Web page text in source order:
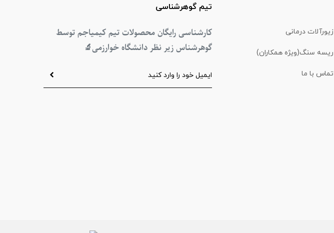
زیورآلات درمانی
ریسه سنگ(ویژه همکاران)
تماس با ما
تیم گوهرشناسی
کارشناسی رایگان محصولات تیم کیمیاجم توسط
گوهرشناس زیر نظر دانشگاه خوارزمی🔬